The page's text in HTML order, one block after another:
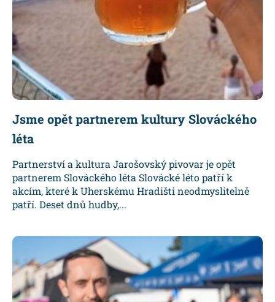
Jsme opět partnerem kultury Slováckého
léta
Partnerství a kultura Jarošovský pivovar je opět
partnerem Slováckého léta Slovácké léto patří k
akcím, které k Uherskému Hradišti neodmyslitelně
patří. Deset dnů hudby,...